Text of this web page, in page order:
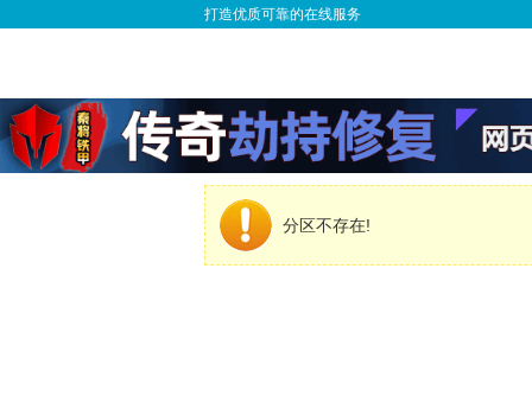
打造优质可靠的在线服务
分区不存在!